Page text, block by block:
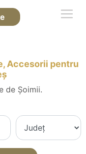
Accesorii pentru
de Șoimii.